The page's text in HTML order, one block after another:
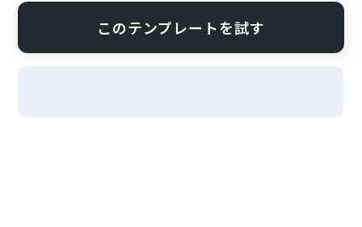
このテンプレートを試す